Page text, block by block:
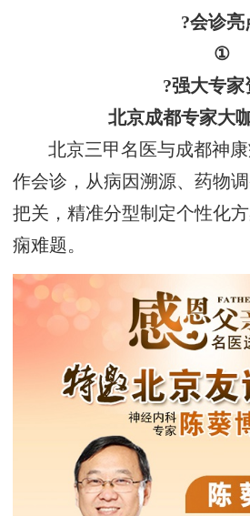
?会诊亮
①
?强大专家
北京成都专家大
北京三甲名医与成都神
作会诊，从病因溯源、药物
把关，精准分型制定个性化
痫难题。